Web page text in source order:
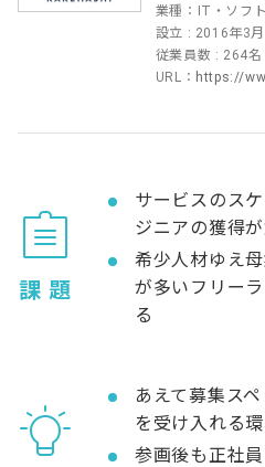
業種：IT・ソフ
設立 : 2016年3月
従業員数 : 264名
URL： https://
課 題
サービスのス
ジニアの獲得
希少人材ゆえ
が多いフリー
る
あえて募集ス
を受け入れる
参画後も正社